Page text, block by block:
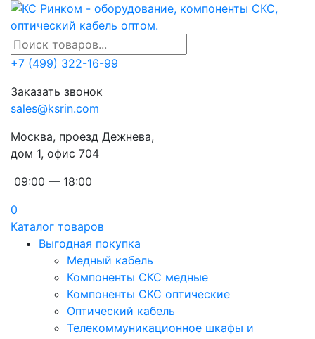
+7 (499) 322-16-99
Заказать звонок
sales@ksrin.com
Москва, проезд Дежнева,
дом 1, офис 704
09:00 — 18:00
0
Каталог товаров
Выгодная покупка
Медный кабель
Компоненты СКС медные
Компоненты СКС оптические
Оптический кабель
Телекоммуникационное шкафы и